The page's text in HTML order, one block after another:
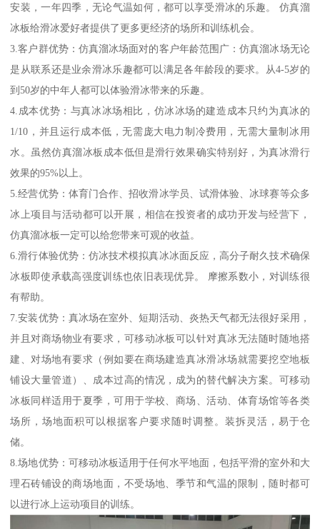
安装，一年四季，无论气温如何，都可以享受滑冰的乐趣。 仿真溜
冰板给滑冰爱好者提供了更多更经济的场所和训练机会。
3.客户群优势：仿真溜冰场面对的客户年龄范围广：仿真溜冰场无论
是从联系还是业余滑冰乐趣都可以满足各年龄段的要求。从4-5岁的
到50岁的中年人都可以体验滑冰带来的乐趣。
4.成本优势：与真冰冰场相比，仿冰冰场的建造成本只约为真冰的
1/10，并且运行成本低，无需庞大电力制冷费用，无需大量制冰用
水。虽然仿真溜冰板成本低但是滑行效果确实特别好，为真冰滑行
效果的95%以上。
5.经营优势：体育门合作、招收滑冰学员、试滑体验、冰球赛等众多
冰上项目与活动都可以开展，相信在投资者的成功开发与经营下，
仿真溜冰板一定可以给您带来可观的收益。
6.滑行体验优势：仿冰技术模拟真冰冰面反应，高分子耐久技术确保
冰板即使承载高强度训练也依旧表现优异。 摩擦系数小，对训练很
有帮助。
7.安装优势：真冰场在室外、短期活动、炎热天气都无法很好采用，
并且对商场物业有要求，可移动冰板可以针对真冰无法随时随地搭
建、对场地有要求（例如要在商场建造真冰滑冰场就需要挖空地板
铺设大量管道）、成本过高的情况，成为的替代解决方案。可移动
冰板同样适用于夏季，可用于学校、商场、活动、体育场馆等各类
场所，场地面积可以根据客户要求随时调整。装拆灵活，易于仓
储。
8.场地优势：可移动冰板适用于任何水平地面，包括平滑的室外和大
理石砖铺设的商场地面，不受场地、季节和气温的限制，随时都可
以进行冰上运动项目的训练。